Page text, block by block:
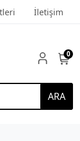
İletişim
ARA
0